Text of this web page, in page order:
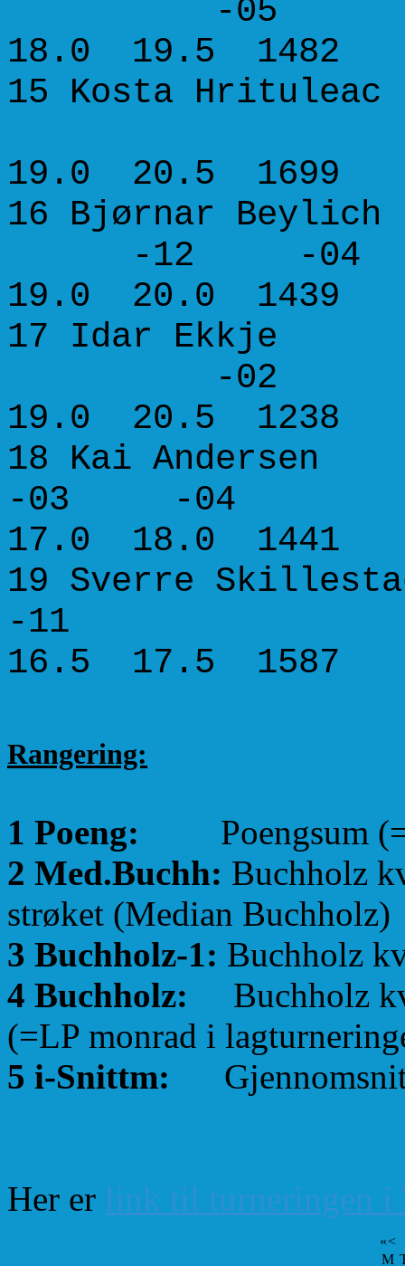
-05
18.0 19.5 1482
15 Kosta
19.0 20.5 1699
16 Bjørnar
-12 -04
19.0 20.0 1439
17 Idar
-02 -13
19.0 20.5 1238
18 Kai
-03 -
17.0 18.0 1441
19 Sverre
-11
16.5 17.5 1587
Rangering:
1 Poeng: Poengsum
2 Med.Buchh: Buchholz
strøket (Median Buchholz)
3 Buchholz-1: Buchholz
4 Buchholz: Buchholz
(=LP monrad i
5 i-Snittm:
Her er link til turneringen i
«<
M